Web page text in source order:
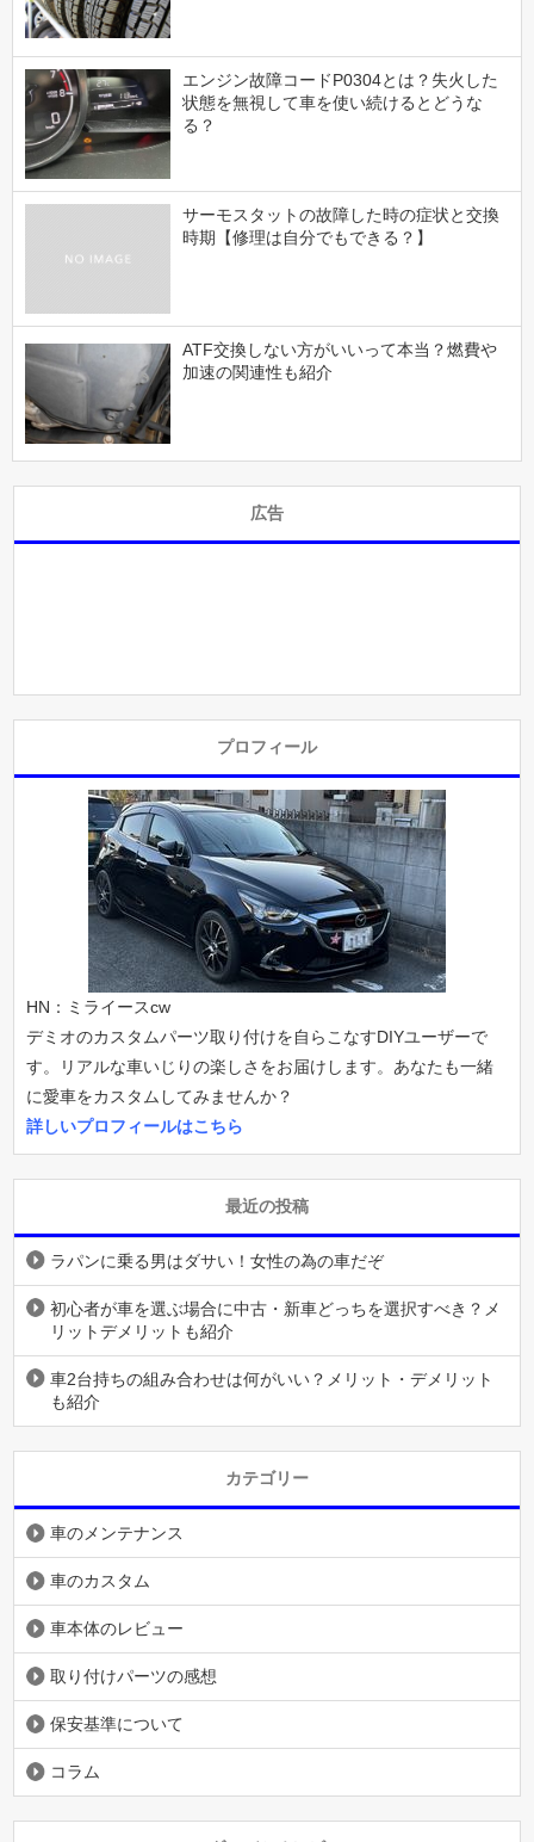
エンジン故障コードP0304とは？失火した
状態を無視して車を使い続けるとどうな
る？
サーモスタットの故障した時の症状と交換
時期【修理は自分でもできる？】
ATF交換しない方がいいって本当？燃費や
加速の関連性も紹介
広告
プロフィール
HN：ミライースcw
デミオのカスタムパーツ取り付けを自らこなすDIYユーザーで
す。リアルな車いじりの楽しさをお届けします。あなたも一緒
に愛車をカスタムしてみませんか？
詳しいプロフィールはこちら
最近の投稿
ラパンに乗る男はダサい！女性の為の車だぞ
初心者が車を選ぶ場合に中古・新車どっちを選択すべき？メ
リットデメリットも紹介
車2台持ちの組み合わせは何がいい？メリット・デメリット
も紹介
カテゴリー
車のメンテナンス
車のカスタム
車本体のレビュー
取り付けパーツの感想
保安基準について
コラム